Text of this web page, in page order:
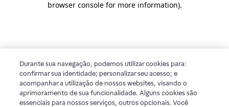
browser console for more information).
Durante sua navegação, podemos utilizar cookies para:
confirmar sua identidade; personalizar seu acesso; e
acompanhar a utilização de nossos websites, visando o
aprimoramento de sua funcionalidade. Alguns cookies são
essenciais para nossos serviços, outros opcionais. Você